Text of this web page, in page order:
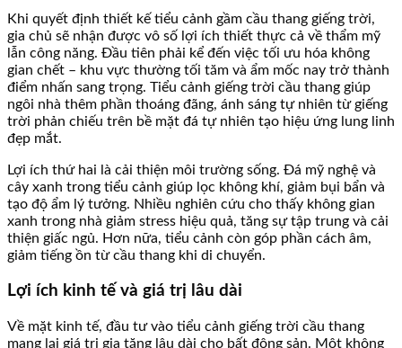
Khi quyết định thiết kế tiểu cảnh gầm cầu thang giếng trời,
gia chủ sẽ nhận được vô số lợi ích thiết thực cả về thẩm mỹ
lẫn công năng. Đầu tiên phải kể đến việc tối ưu hóa không
gian chết – khu vực thường tối tăm và ẩm mốc nay trở thành
điểm nhấn sang trọng. Tiểu cảnh giếng trời cầu thang giúp
ngôi nhà thêm phần thoáng đãng, ánh sáng tự nhiên từ giếng
trời phản chiếu trên bề mặt đá tự nhiên tạo hiệu ứng lung linh
đẹp mắt.
Lợi ích thứ hai là cải thiện môi trường sống. Đá mỹ nghệ và
cây xanh trong tiểu cảnh giúp lọc không khí, giảm bụi bẩn và
tạo độ ẩm lý tưởng. Nhiều nghiên cứu cho thấy không gian
xanh trong nhà giảm stress hiệu quả, tăng sự tập trung và cải
thiện giấc ngủ. Hơn nữa, tiểu cảnh còn góp phần cách âm,
giảm tiếng ồn từ cầu thang khi di chuyển.
Lợi ích kinh tế và giá trị lâu dài
Về mặt kinh tế, đầu tư vào tiểu cảnh giếng trời cầu thang
mang lại giá trị gia tăng lâu dài cho bất động sản. Một không